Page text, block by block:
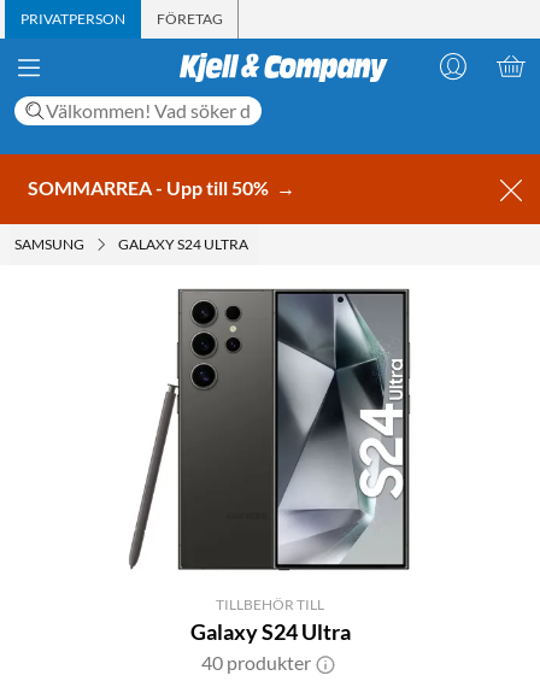
PRIVATPERSON FÖRETAG
SOMMARREA - Upp till 50% →
SAMSUNG GALAXY S24 ULTRA
TILLBEHÖR TILL
Galaxy S24 Ultra
40 produkter